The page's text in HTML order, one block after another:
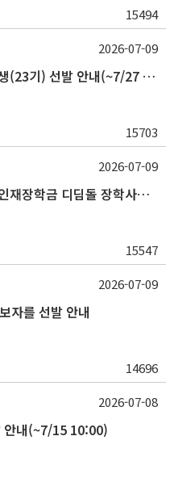
15494
2026-2학기 순득장학재단 장학생(23기) 선발 안내(~7/27 10:00)
15703
2026-07-09
세종연구원 2026년도 세종이도인재장학금 디딤돌 장학사업 학자금대출 관련분야(원금상환, 이자지원) 신청 사업 안내
15547
2026-07-09
자를 선발 안내
14696
2026-07-09
안내(~7/15 10:00)
2026-07-08